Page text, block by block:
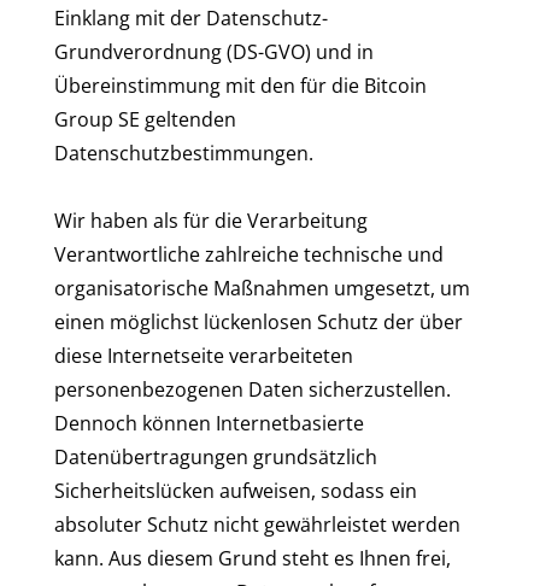
Einklang mit der Datenschutz-
Grundverordnung (DS-GVO) und in
Übereinstimmung mit den für die Bitcoin
Group SE geltenden
Datenschutzbestimmungen.
Wir haben als für die Verarbeitung
Verantwortliche zahlreiche technische und
organisatorische Maßnahmen umgesetzt, um
einen möglichst lückenlosen Schutz der über
diese Internetseite verarbeiteten
personenbezogenen Daten sicherzustellen.
Dennoch können Internetbasierte
Datenübertragungen grundsätzlich
Sicherheitslücken aufweisen, sodass ein
absoluter Schutz nicht gewährleistet werden
kann. Aus diesem Grund steht es Ihnen frei,